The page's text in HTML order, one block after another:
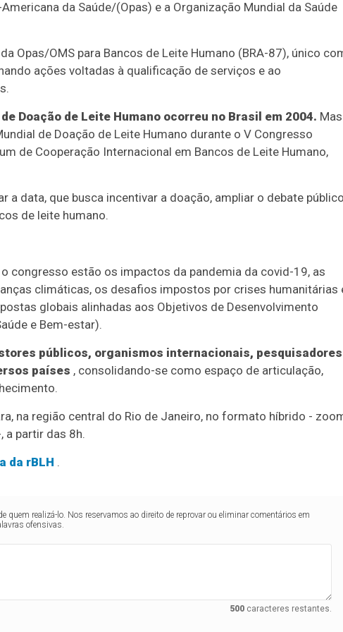
da Saúde/(Opas) e a Organização Mundial da Saúde
Opas/OMS para Bancos de Leite Humano (BRA-87), único
ações voltadas à qualificação de serviços e ao
Doação de Leite Humano ocorreu no Brasil em 2004.
de Doação de Leite Humano durante o V Congresso
de Cooperação Internacional em Bancos de Leite Humano,
a data, que busca incentivar a doação, ampliar o debate
de leite humano.
congresso estão os impactos da pandemia da covid-19, as
climáticas, os desafios impostos por crises humanitárias
globais alinhadas aos Objetivos de Desenvolvimento
e Bem-estar).
públicos, organismos internacionais,
países , consolidando-se como espaço de articulação,
na região central do Rio de Janeiro, no formato híbrido -
a partir das 8h.
da rBLH .
quem realizá-lo. Nos reservamos ao direito de reprovar ou eliminar comentários em
ofensivas.
500caracteres restantes.